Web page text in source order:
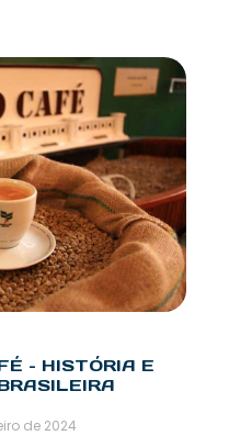
– HISTÓRIA E
de 2024